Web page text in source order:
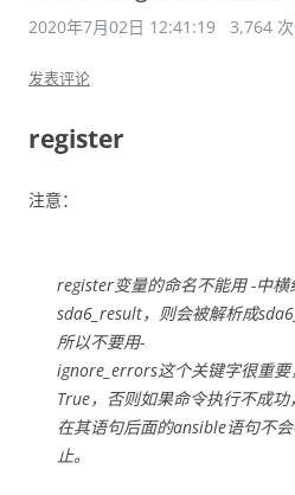
2020年7月02日 12:41:19 3,764
发表评论
register
注意：
register变量的命名不能用 -中横
sda6_result，则会被解析成
所以不要用-
ignore_errors这个关键字很重
True，否则如果命令执行不成
在其语句后面的ansible语句不
止。